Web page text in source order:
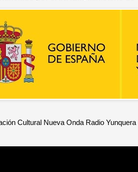
Cultural Nueva Onda Radio